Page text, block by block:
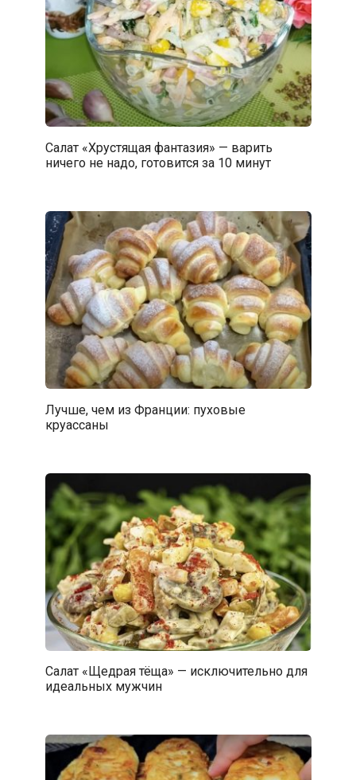
Салат «Хрустящая фантазия» — варить
ничего не надо, готовится за 10 минут
Лучше, чем из Франции: пуховые
круассаны
Салат «Щедрая тёща» — исключительно для
идеальных мужчин